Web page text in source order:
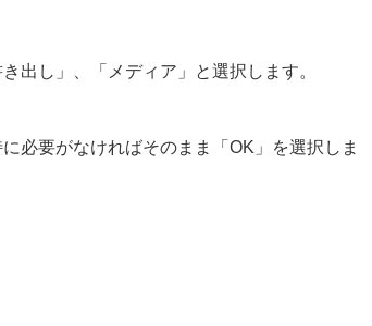
出し」、「メディア」と選択します。
必要がなければそのまま「OK」を選択しま